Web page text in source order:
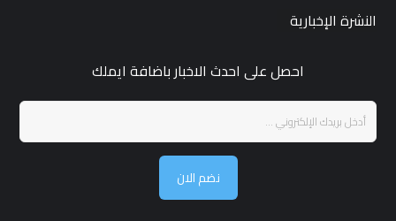
النشرة الإخبارية
احصل على احدث الاخبار باضافة ايملك
نضم الان